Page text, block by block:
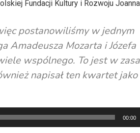
Fundacji Kultury i Rozwoju
postanowiliśmy w jednym
Amadeusza Mozarta i Józefa
wspólnego. To jest w
napisał ten kwartet jako
00:00